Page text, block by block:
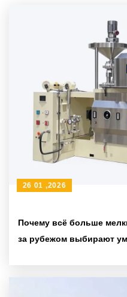
Почему всё больше
за рубежом выбирают
26 01 ,2026